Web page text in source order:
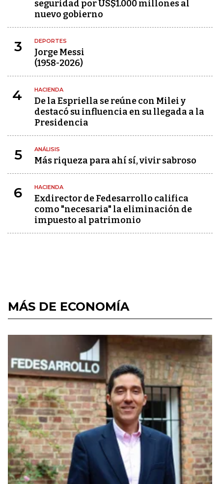
seguridad por US$1.000 millones al
nuevo gobierno
3 DEPORTES
Jorge Messi
(1958-2026)
4 HACIENDA
De la Espriella se reúne con Milei y
destacó su influencia en su llegada a la
Presidencia
5 ANÁLISIS
Más riqueza para ahí sí, vivir sabroso
6 HACIENDA
Exdirector de Fedesarrollo califica
como "necesaria" la eliminación de
impuesto al patrimonio
MÁS DE ECONOMÍA